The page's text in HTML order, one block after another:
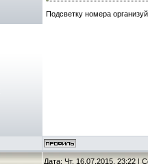
Подсветку номера
Дата: Чт, 16.07.2015, 23:22 |